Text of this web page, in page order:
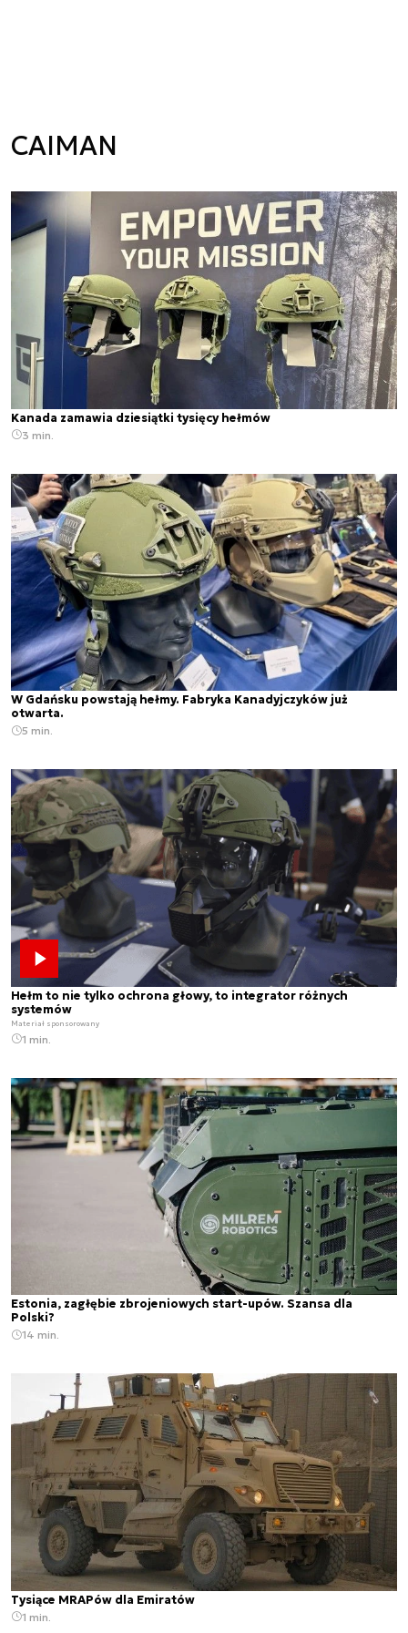
CAIMAN
Kanada zamawia dziesiątki tysięcy hełmów
3 min.
W Gdańsku powstają hełmy. Fabryka Kanadyjczyków już
otwarta.
5 min.
Hełm to nie tylko ochrona głowy, to integrator różnych
systemów
Materiał sponsorowany
1 min.
Estonia, zagłębie zbrojeniowych start-upów. Szansa dla
Polski?
14 min.
Tysiące MRAPów dla Emiratów
1 min.